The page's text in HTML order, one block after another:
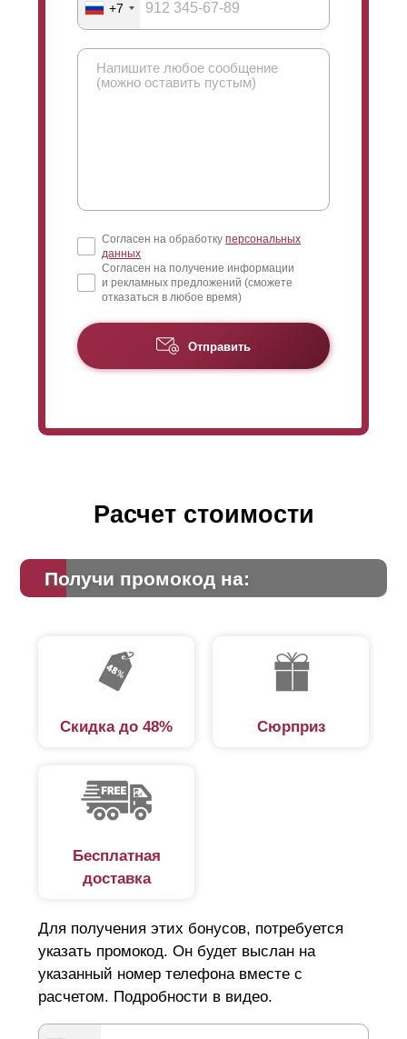
+7
Согласен на обработку персональных
данных
Согласен на получение информации
и рекламных предложений (сможете
отказаться в любое время)
Отправить
Расчет стоимости
Получи промокод на:
Скидка до 48% Сюрприз
Бесплатная
доставка
Для получения этих бонусов, потребуется
указать промокод. Он будет выслан на
указанный номер телефона вместе с
расчетом. Подробности в видео.